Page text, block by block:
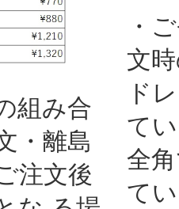
組み合
・離島
注文後
・
文
ド
て
全
て